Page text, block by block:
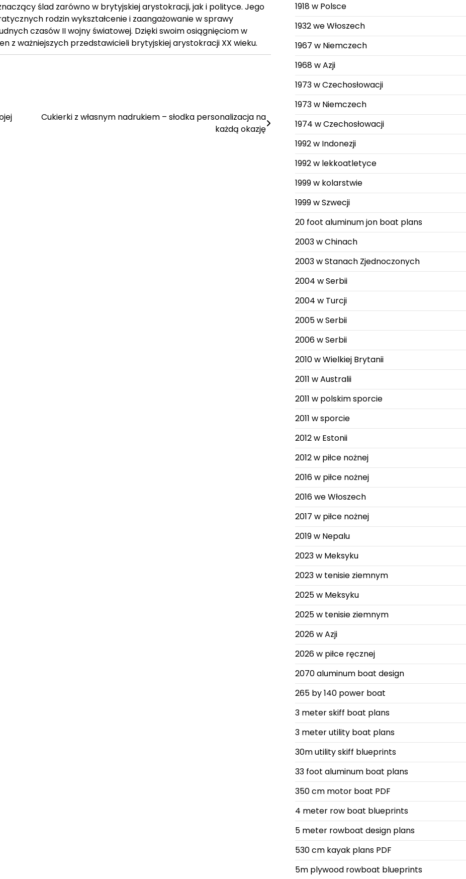
ślad zarówno w brytyjskiej arystokracji, jak i polityce. Jego
rodzin wykształcenie i zaangażowanie w sprawy
czasów II wojny światowej. Dzięki swoim osiągnięciom w
z ważniejszych przedstawicieli brytyjskiej arystokracji XX wieku.
Cukierki z własnym nadrukiem – słodka personalizacja na
każdą okazję
1918 w Polsce
1932 we Włoszech
1967 w Niemczech
1968 w Azji
1973 w Czechosłowacji
1973 w Niemczech
1974 w Czechosłowacji
1992 w Indonezji
1992 w lekkoatletyce
1999 w kolarstwie
1999 w Szwecji
20 foot aluminum jon boat plans
2003 w Chinach
2003 w Stanach Zjednoczonych
2004 w Serbii
2004 w Turcji
2005 w Serbii
2006 w Serbii
2010 w Wielkiej Brytanii
2011 w Australii
2011 w polskim sporcie
2011 w sporcie
2012 w Estonii
2012 w piłce nożnej
2016 w piłce nożnej
2016 we Włoszech
2017 w piłce nożnej
2019 w Nepalu
2023 w Meksyku
2023 w tenisie ziemnym
2025 w Meksyku
2025 w tenisie ziemnym
2026 w Azji
2026 w piłce ręcznej
2070 aluminum boat design
265 by 140 power boat
3 meter skiff boat plans
3 meter utility boat plans
30m utility skiff blueprints
33 foot aluminum boat plans
350 cm motor boat PDF
4 meter row boat blueprints
5 meter rowboat design plans
530 cm kayak plans PDF
5m plywood rowboat blueprints